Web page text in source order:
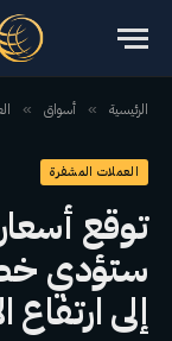
الرئيسية » أسواق »
العملات المشفرة
إلى ارتفاع